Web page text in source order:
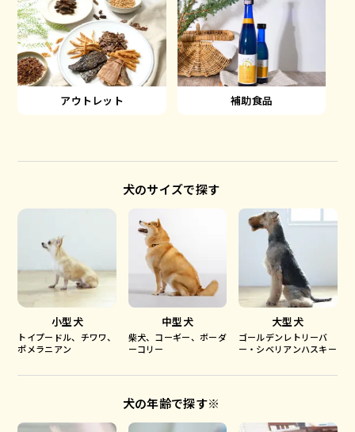
アウトレット 補助食品
犬のサイズで探す
小型犬
トイプードル、チワワ、
ポメラニアン
中型犬
柴犬、コーギー、ボーダ
ーコリー
大型犬
ゴールデンレトリーバ
ー・シベリアンハスキー
犬の年齢で探す※